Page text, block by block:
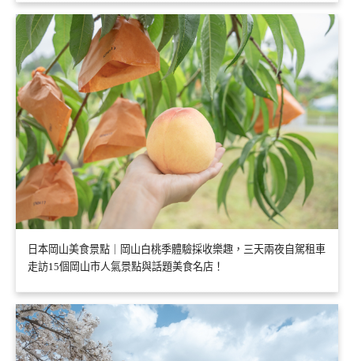
日本岡山美食景點｜岡山白桃季體驗採收樂趣，三天兩夜自駕租車
走訪15個岡山市人氣景點與話題美食名店！